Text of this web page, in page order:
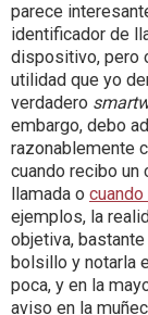
parece
identificador de
dispositivo, pero
utilidad que yo
verdadero
embargo, debo
razonablemente
cuando recibo un
llamada o
ejemplos, la
objetiva,
bolsillo y notarla
poca, y en la
aviso en la